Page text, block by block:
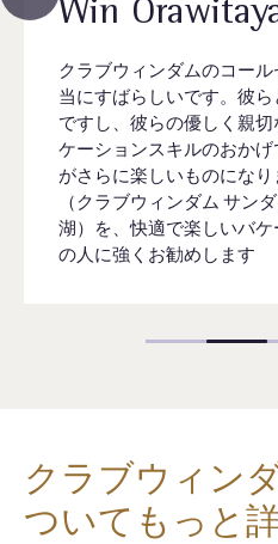
Win
クラブウィンダムのコー
当にすばらしいです。彼
ですし、彼らの優しく親
ケーションスキルのおか
がさらに楽しいものにな
（クラブウィンダム サン
湖）を、快適で楽しいバ
の人に強くお勧めします
クラブウィン
ついてもっと